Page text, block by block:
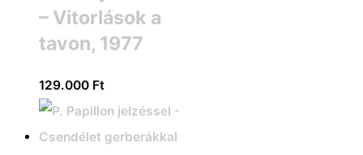
– Vitorlások a
tavon, 1977
129.000 Ft